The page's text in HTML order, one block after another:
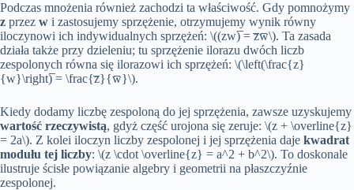
Podczas mnożenia również zachodzi ta właściwość. Gdy pomnożymy
z przez w i zastosujemy sprzężenie, otrzymujemy wynik równy
iloczynowi ich indywidualnych sprzężeń: \((zw)̅ = z̅w̅\). Ta zasada
działa także przy dzieleniu; tu sprzężenie ilorazu dwóch liczb
zespolonych równa się ilorazowi ich sprzężeń: \(\left(\frac{z}
{w}\right)̅ = \frac{z̅}{w̅}\).
Kiedy dodamy liczbę zespoloną do jej sprzężenia, zawsze uzyskujemy
wartość rzeczywistą, gdyż część urojona się zeruje: \(z + \overline{z}
= 2a\). Z kolei iloczyn liczby zespolonej i jej sprzężenia daje kwadrat
modułu tej liczby: \(z \cdot \overline{z} = a^2 + b^2\). To doskonale
ilustruje ścisłe powiązanie algebry i geometrii na płaszczyźnie
zespolonej.